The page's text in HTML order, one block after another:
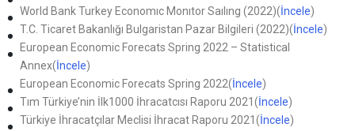
World Bank Turkey Economıc Monıtor Saılıng (2022)(İncele)
T.C. Ticaret Bakanlığı Bulgaristan Pazar Bilgileri (2022)(İncele)
European Economic Forecats Spring 2022 – Statistical
Annex(İncele)
European Economic Forecats Spring 2022(İncele)
Tım Türkiye’nin İlk1000 İhracatcısı Raporu 2021(İncele)
Türkiye İhracatçılar Meclisi İhracat Raporu 2021(İncele)